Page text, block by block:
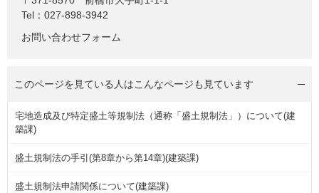
Tel：027-898-3942
お問い合わせフォーム
このページを見ている人はこんなページも見ています
宅地造成及び特定盛土等規制法（通称「盛土規制法」）について(建
築課)
盛土規制法の手引(第8章から第14章)(建築課)
盛土規制法申請関係について(建築課)